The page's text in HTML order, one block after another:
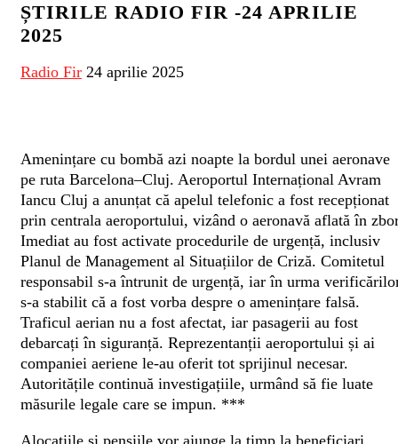
ȘTIRILE RADIO FIR -24 APRILIE
2025
Radio Fir 24 aprilie 2025
Amenințare cu bombă azi noapte la bordul unei aeronave
pe ruta Barcelona–Cluj. Aeroportul Internațional Avram
Iancu Cluj a anunțat că apelul telefonic a fost recepționat
prin centrala aeroportului, vizând o aeronavă aflată în
Imediat au fost activate procedurile de urgență, inclusiv
Planul de Management al Situațiilor de Criză. Comitetul
responsabil s-a întrunit de urgență, iar în urma
s-a stabilit că a fost vorba despre o amenințare falsă.
Traficul aerian nu a fost afectat, iar pasagerii au fost
debarcați în siguranță. Reprezentanții aeroportului și ai
companiei aeriene le-au oferit tot sprijinul necesar.
Autoritățile continuă investigațiile, urmând să fie luate
măsurile legale care se impun. ***